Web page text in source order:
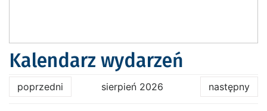
Kalendarz wydarzeń
poprzedni sierpień 2026 następny